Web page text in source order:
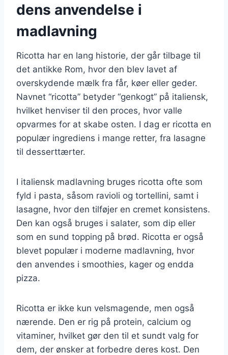
dens anvendelse i
madlavning
Ricotta har en lang historie, der går tilbage til
det antikke Rom, hvor den blev lavet af
overskydende mælk fra får, køer eller geder.
Navnet “ricotta” betyder “genkogt” på italiensk,
hvilket henviser til den proces, hvor valle
opvarmes for at skabe osten. I dag er ricotta en
populær ingrediens i mange retter, fra lasagne
til desserttærter.
I italiensk madlavning bruges ricotta ofte som
fyld i pasta, såsom ravioli og tortellini, samt i
lasagne, hvor den tilføjer en cremet konsistens.
Den kan også bruges i salater, som dip eller
som en sund topping på brød. Ricotta er også
blevet populær i moderne madlavning, hvor
den anvendes i smoothies, kager og endda
pizza.
Ricotta er ikke kun velsmagende, men også
nærende. Den er rig på protein, calcium og
vitaminer, hvilket gør den til et sundt valg for
dem, der ønsker at forbedre deres kost. Den